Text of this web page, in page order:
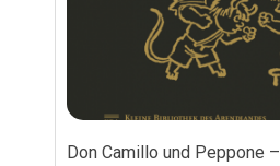
Don Camillo und Peppone –